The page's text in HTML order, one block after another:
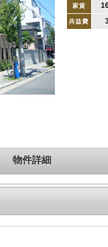
家賃
共益費